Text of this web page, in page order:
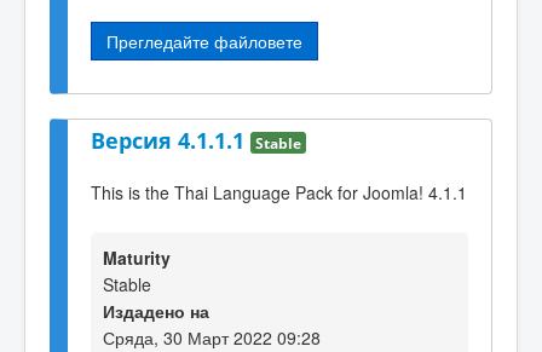
Прегледайте файловете
Версия 4.1.1.1 Stable
This is the Thai Language Pack for Joomla! 4.1.1
Maturity
Stable
Издадено на
Сряда, 30 Март 2022 09:28